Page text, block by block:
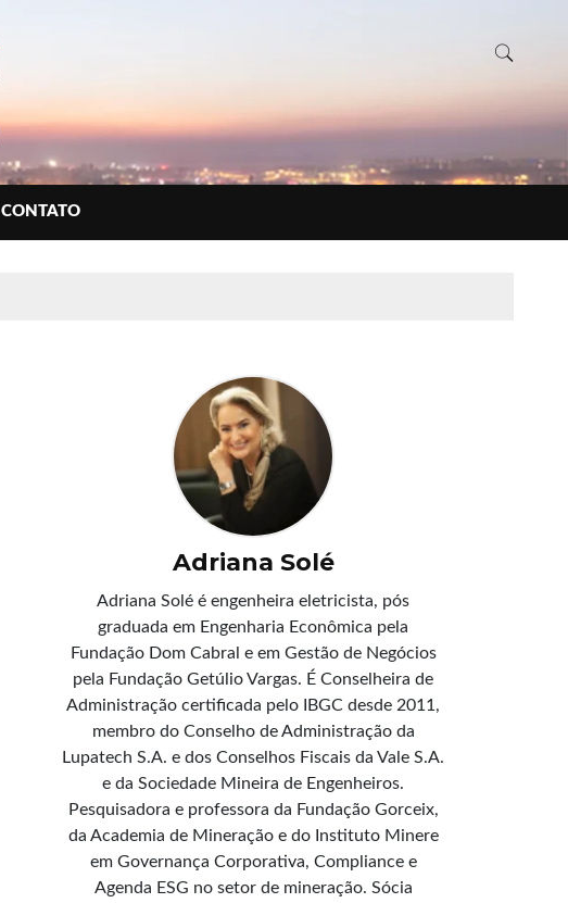
CONTATO
Adriana Solé
Adriana Solé é engenheira eletricista, pós
graduada em Engenharia Econômica pela
Fundação Dom Cabral e em Gestão de Negócios
pela Fundação Getúlio Vargas. É Conselheira de
Administração certificada pelo IBGC desde 2011,
membro do Conselho de Administração da
Lupatech S.A. e dos Conselhos Fiscais da Vale S.A.
e da Sociedade Mineira de Engenheiros.
Pesquisadora e professora da Fundação Gorceix,
da Academia de Mineração e do Instituto Minere
em Governança Corporativa, Compliance e
Agenda ESG no setor de mineração. Sócia